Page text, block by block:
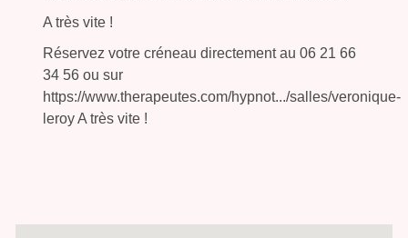
A très vite !
Réservez votre créneau directement au 06 21 66
34 56 ou sur
https://www.therapeutes.com/hypnot.../salles/veronique-
leroy A très vite !